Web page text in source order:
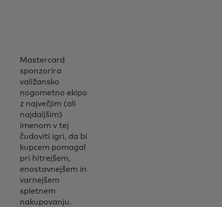
Mastercard
sponzorira
valižansko
nogometno ekipo
z največjim (ali
najdaljšim)
imenom v tej
čudoviti igri, da bi
kupcem pomagal
pri hitrejšem,
enostavnejšem in
varnejšem
spletnem
nakupovanju.